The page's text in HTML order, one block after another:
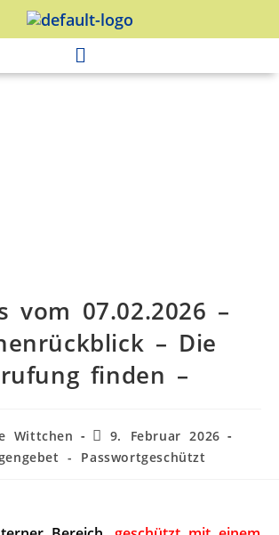
vom 07.02.2026 –
– Die
finden –
Wittchen
9. Februar 2026
- Passwortgeschützt